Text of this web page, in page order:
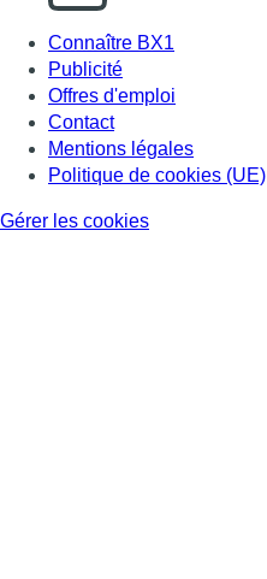
Connaître BX1
Publicité
Offres d'emploi
Contact
Mentions légales
Politique de cookies (UE)
Gérer les cookies